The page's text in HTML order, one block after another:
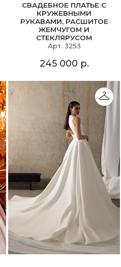
СВАДЕБНОЕ ПЛАТЬЕ С
КРУЖЕВНЫМИ
РУКАВАМИ, РАСШИТОЕ
ЖЕМЧУГОМ И
СТЕКЛЯРУСОМ
Арт. 3253
245 000 р.